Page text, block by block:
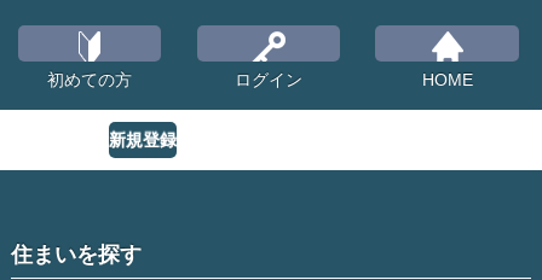
初めての方 ログイン HOME
新規登録
住まいを探す